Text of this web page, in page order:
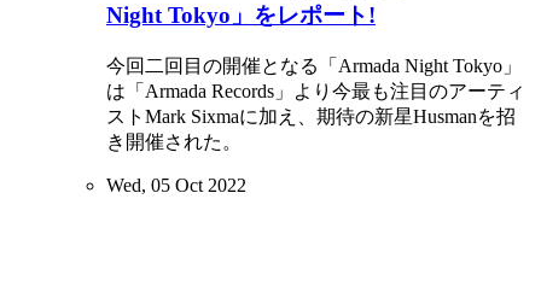
Night Tokyo」をレポート!
今回二回目の開催となる「Armada Night Tokyo」
は「Armada Records」より今最も注目のアーティ
ストMark Sixmaに加え、期待の新星Husmanを招
き開催された。
Wed, 05 Oct 2022